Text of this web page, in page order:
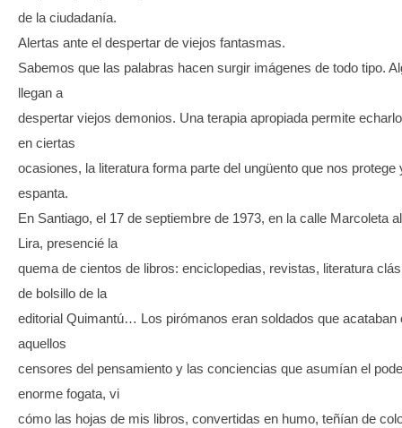
de la ciudadanía.
Alertas ante el despertar de viejos fantasmas.
Sabemos que las palabras hacen surgir imágenes de todo tipo.
llegan a
despertar viejos demonios. Una terapia apropiada permite
en ciertas
ocasiones, la literatura forma parte del ungüento que nos protege
espanta.
En Santiago, el 17 de septiembre de 1973, en la calle Marcoleta
Lira, presencié la
quema de cientos de libros: enciclopedias, revistas, literatura
de bolsillo de la
editorial Quimantú… Los pirómanos eran soldados que acataban
aquellos
censores del pensamiento y las conciencias que asumían el
enorme fogata, vi
cómo las hojas de mis libros, convertidas en humo, teñían de